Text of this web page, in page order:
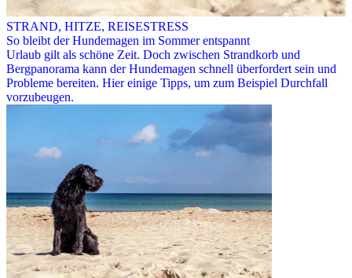
STRAND, HITZE, REISESTRESS
So bleibt der Hundemagen im Sommer entspannt
Urlaub gilt als schöne Zeit. Doch zwischen Strandkorb und
Bergpanorama kann der Hundemagen schnell überfordert sein und
Probleme bereiten. Hier einige Tipps, um zum Beispiel Durchfall
vorzubeugen.